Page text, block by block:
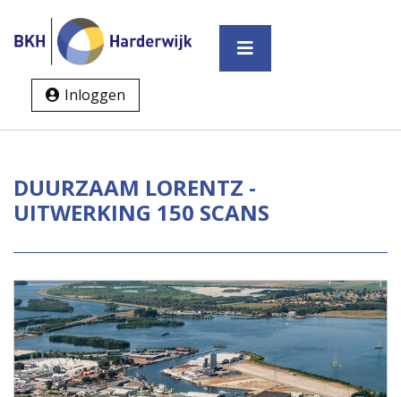
Inloggen
DUURZAAM LORENTZ -
UITWERKING 150 SCANS